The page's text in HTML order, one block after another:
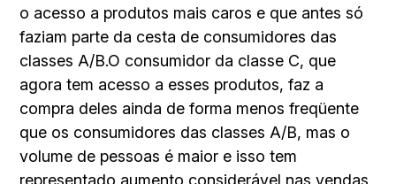
o acesso a produtos mais caros e que antes só
faziam parte da cesta de consumidores das
classes A/B.O consumidor da classe C, que
agora tem acesso a esses produtos, faz a
compra deles ainda de forma menos freqüente
que os consumidores das classes A/B, mas o
volume de pessoas é maior e isso tem